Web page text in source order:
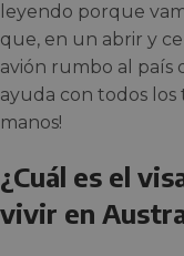
leyendo porque
que, en un abrir y
avión rumbo al país
ayuda con todos los
manos!
¿Cuál es el
vivir en